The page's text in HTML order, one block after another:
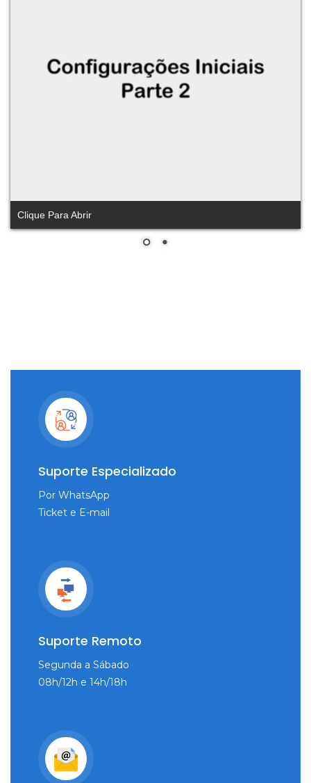
Clique Para Abrir
Suporte Especializado
Por WhatsApp
Ticket e E-mail
Suporte Remoto
Segunda a Sábado
08h/12h e 14h/18h